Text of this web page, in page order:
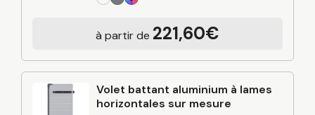
performance thermique et esthétique
l’expertise industrielle de C2R et posé…
à partir de 221,60€
Volet battant aluminium à lames
horizontales sur mesure